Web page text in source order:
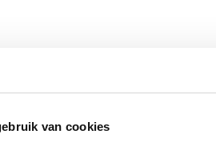
van cookies